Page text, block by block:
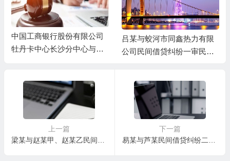
中国工商银行股份有限公司
牡丹卡中心长沙分中心与谷
吕某与蛟河市同鑫热力有限
公司民间借贷纠纷一审民事
上一篇
梁某与赵某甲、赵某乙民间借贷纠纷一审民事判决书
下一篇
易某与芦某民间借贷纠纷二审民事判决书